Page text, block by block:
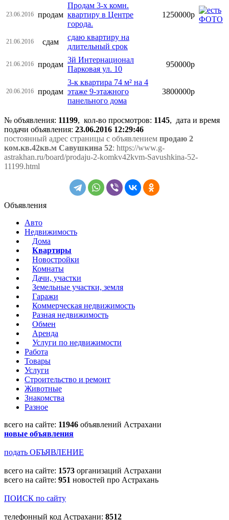
23.06.2016 продам
Продам 3-х комн.
квартиру в Центре
города.
1250000р
21.06.2016 сдам
сдаю квартиру на
длительный срок
21.06.2016 продам
3й Интернационал
Парковая ул. 10
950000р
20.06.2016 продам
3-к квартира 74 м² на 4
этаже 9-этажного
панельного дома
3800000р
№ объявления: 11199, кол-во просмотров: 1145, дата и время
подачи объявления: 23.06.2016 12:29:46
постоянный адрес страницы с объявлением продаю 2
ком.кв.42кв.м Савушкина 52: https://www.g-
astrakhan.ru/board/prodaju-2-komkv42kvm-Savushkina-52-
11199.html
Объявления
Авто
Недвижимость
Дома
Квартиры
Новостройки
Комнаты
Дачи, участки
Земельные участки, земля
Гаражи
Коммерческая недвижимость
Разная недвижимость
Обмен
Аренда
Услуги по недвижимости
Работа
Товары
Услуги
Строительство и ремонт
Животные
Знакомства
Разное
всего на сайте: 11946 объявлений Астрахани
новые объявления
подать ОБЪЯВЛЕНИЕ
всего на сайте: 1573 организаций Астрахани
всего на сайте: 951 новостей про Астрахань
ПОИСК по сайту
телефонный код Астрахани: 8512